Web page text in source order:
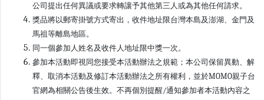
公司提出任何異議或要求轉讓予其他第三人或為其他任何請求。
獎品將以郵寄掛號方式寄出，收件地址限台灣本島及澎湖、金門及
馬祖等離島地區。
同一個參加人姓名及收件人地址限中獎一次。
參加本活動即視同您接受本活動辦法之規範；本公司保留異動、解
釋、取消本活動及修訂本活動辦法之所有權利，並於MOMO親子台
官網為相關公告後生效。不再個別提醒/通知參加者本活動內容之